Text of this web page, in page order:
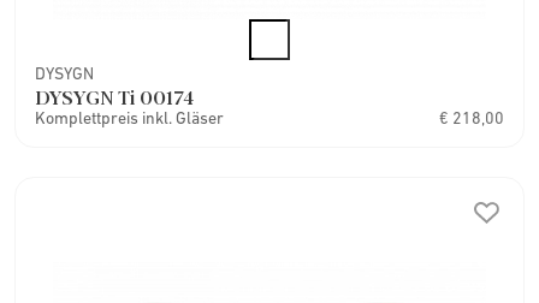
DYSYGN
DYSYGN Ti 00174
Komplettpreis inkl. Gläser € 218,00